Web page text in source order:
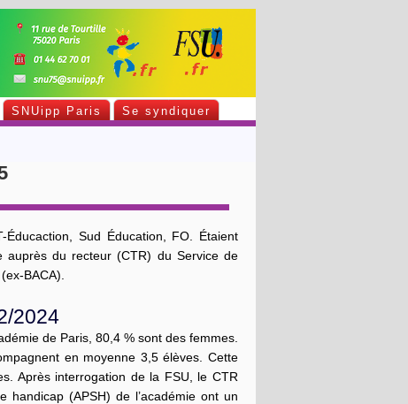
SNUipp Paris Se syndiquer
Sud Éducation, FO. Étaient
auprès du recteur (CTR) du Service de
BACA).
2024
de Paris, 80,4 % sont des femmes.
en moyenne 3,5 élèves. Cette
Après interrogation de la FSU, le CTR
handicap (APSH) de l’académie ont un